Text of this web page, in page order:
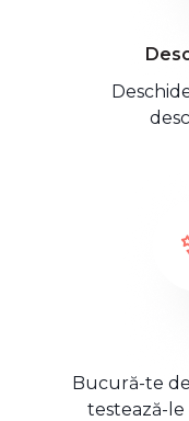
Bucură-te
testează-